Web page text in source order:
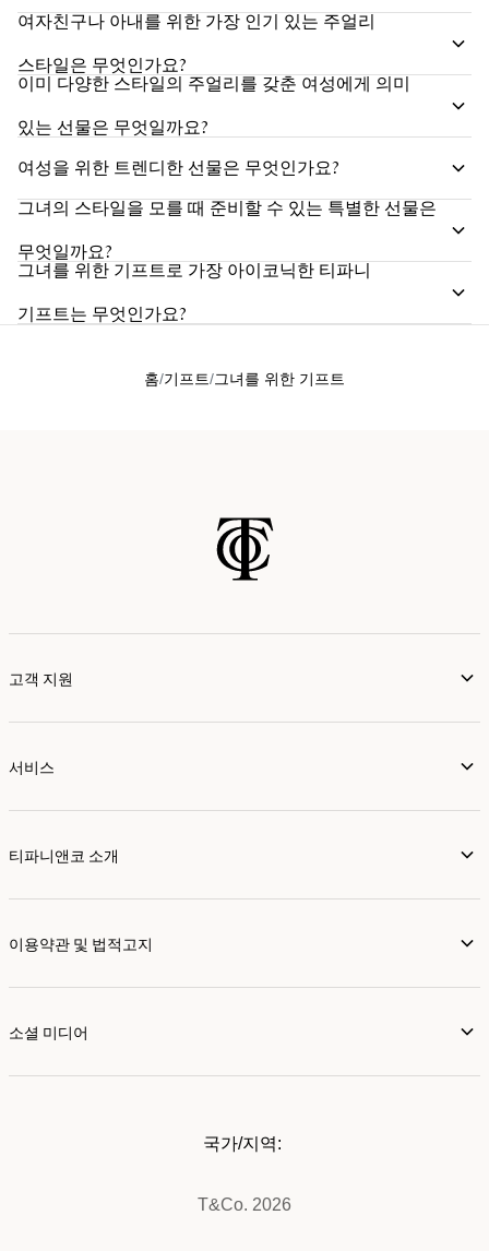
여자친구나 아내를 위한 가장 인기 있는 주얼리
스타일은 무엇인가요?
이미 다양한 스타일의 주얼리를 갖춘 여성에게 의미
있는 선물은 무엇일까요?
여성을 위한 트렌디한 선물은 무엇인가요?
그녀의 스타일을 모를 때 준비할 수 있는 특별한 선물은
무엇일까요?
그녀를 위한 기프트로 가장 아이코닉한 티파니
기프트는 무엇인가요?
홈 기프트 그녀를 위한 기프트
고객 지원
서비스
티파니앤코 소개
이용약관 및 법적고지
소셜 미디어
T&Co. 2026
국가/지역: